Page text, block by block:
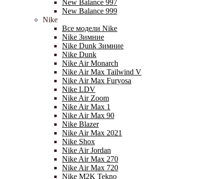
New Balance 997
New Balance 999
Nike
Все модели Nike
Nike Зимние
Nike Dunk Зимние
Nike Dunk
Nike Air Monarch
Nike Air Max Tailwind V
Nike Air Max Furyosa
Nike LDV
Nike Air Zoom
Nike Air Max 1
Nike Air Max 90
Nike Blazer
Nike Air Max 2021
Nike Shox
Nike Air Jordan
Nike Air Max 270
Nike Air Max 720
Nike M2K Tekno